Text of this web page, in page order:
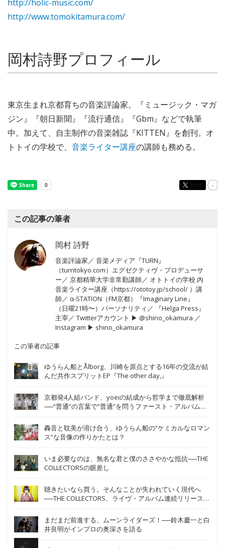
http://holic-music.com/
http://www.tomokitamura.com/
岡村詩野プロフィール
東京生まれ京都育ちの音楽評論家。『ミュージック・マガ
ジン』『朝日新聞』『流行通信』『Gbm』などで執筆
中。加えて、自主制作の音楽雑誌『KITTEN』を創刊。オ
トトイの学校で、 音楽ライター講座の講師も務める。
Post -
この記事の筆者
岡村 詩野
音楽評論家／ 音楽メディア『TURN』
（turntokyo.com）エグゼクティヴ・プロデューサ
ー／ 京都精華大学非常勤講師／ オトトイの学校 内
音楽ライター講座（https://ototoy.jp/school/ ）講
師／ α-STATION（FM京都）『Imaginary Line』
（日曜21時〜）パーソナリティ／ 『Helga Press』
主宰／ Twitterアカウント ▶︎ @shino_okamura ／
Instagram ▶︎ shino_okamura
この筆者の記事
ゆうらん船とÅlborg、川崎を原点とする16年の交流が結
んだ共作スプリットEP『The other day,』
京都発4人組バンド、yoeiの結成から哲学まで徹底解析
──“普通”の言葉で“普通”を問うファースト・アルバム
轟音と耽美が溶け合う、ゆうらん船の“ケミカルなロマン
ス”な音像の作りかたとは？
いま必要なのは、無名な君と僕のささやかな抵抗──THE
COLLECTORSの眼差し
聴きたいなら買う。そんなことが失われていく現代へ
──THE COLLECTORS、ライヴ・アルバム連続リリースの
まだまだ前進する、ムーンライダーズ！──鈴木慶一と白
井良明がインプロの奥深さを語る